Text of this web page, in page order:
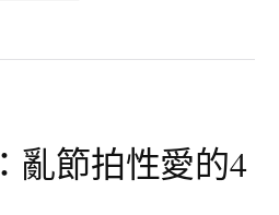
亂節拍性愛的4